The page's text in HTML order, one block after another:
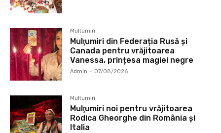
Multumiri
Mulţumiri din Federația Rusă și
Canada pentru vrăjitoarea
Vanessa, prințesa magiei negre
Admin - 07/08/2026
Multumiri
Mulţumiri noi pentru vrăjitoarea
Rodica Gheorghe din România și
Italia